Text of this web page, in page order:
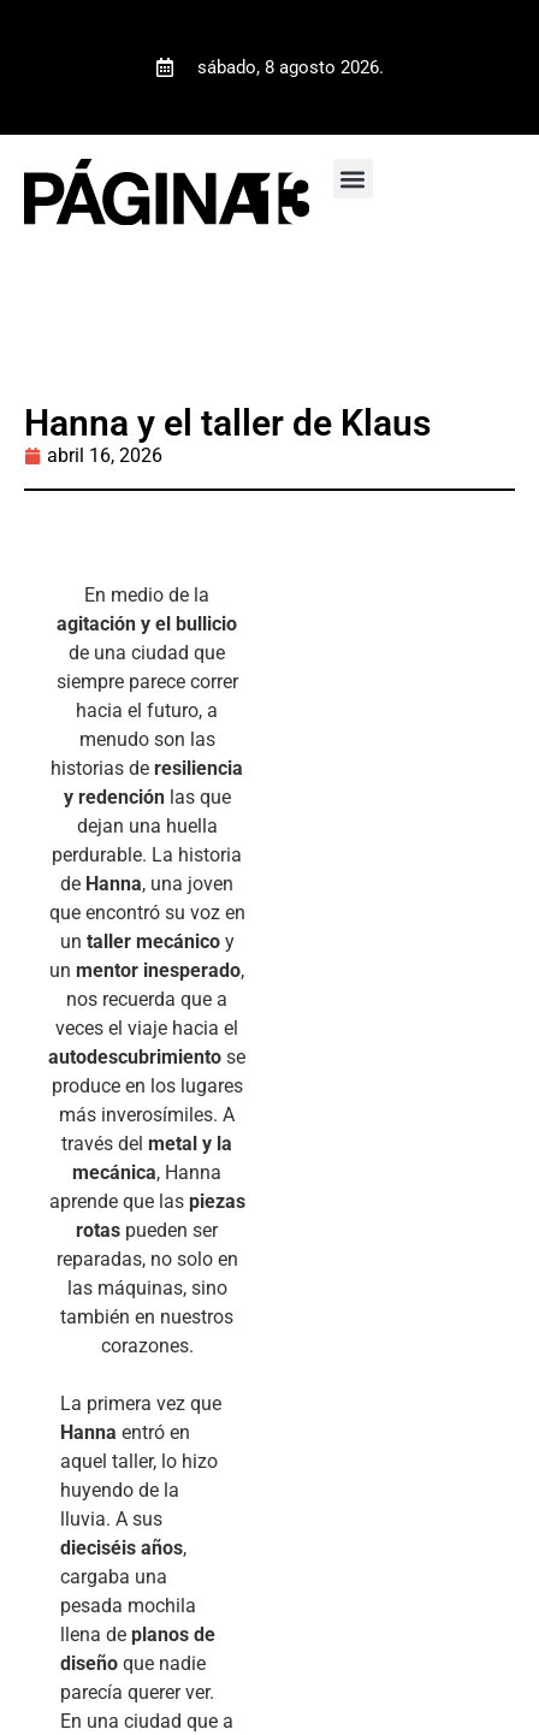
sábado, 8 agosto 2026.
Hanna y el taller de Klaus
abril 16, 2026
En medio de la
agitación y el bullicio
de una ciudad que
siempre parece correr
hacia el futuro, a
menudo son las
historias de resiliencia
y redenciónlas que
dejan una huella
perdurable. La historia
de Hanna, una joven
que encontró su voz en
un taller mecánicoy
un mentor inesperado,
nos recuerda que a
veces el viaje hacia el
autodescubrimiento se
produce en los lugares
más inverosímiles. A
través del metal y la
mecánica, Hanna
aprende que las piezas
rotas pueden ser
reparadas, no solo en
las máquinas, sino
también en nuestros
corazones.
La primera vez que
Hanna entró en
aquel taller, lo hizo
huyendo de la
lluvia. A sus
dieciséis años,
cargaba una
pesada mochila
llena de planos de
diseño que nadie
parecía querer ver.
En una ciudad que a